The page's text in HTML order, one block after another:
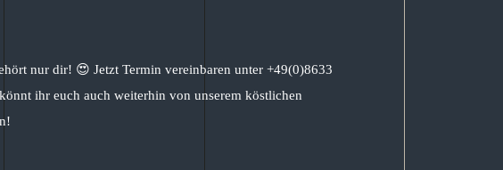
nur dir! 😍 Jetzt Termin vereinbaren unter +49(0)8633
ihr euch auch weiterhin von unserem köstlichen